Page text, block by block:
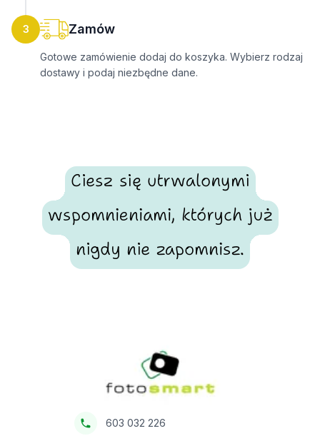
3 Zamów
Gotowe zamówienie dodaj do koszyka. Wybierz rodzaj
dostawy i podaj niezbędne dane.
Ciesz się utrwalonymi
wspomnieniami, których już
nigdy nie zapomnisz.
603 032 226